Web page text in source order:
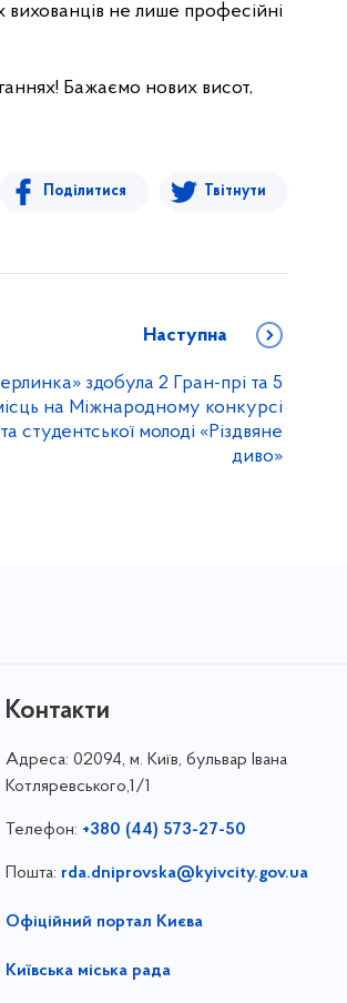
вихованців не лише професійні
Бажаємо нових висот,
Поділитися Твітнути
Наступна
здобула 2 Гран-прі та 5
на Міжнародному конкурсі
студентської молоді «Різдвяне
диво»
Контакти
Адреса: 02094, м. Київ, бульвар Івана
Котляревського,1/1
Телефон: +380 (44) 573-27-50
Пошта: rda.dniprovska@kyivcity.gov.ua
Офіційний портал Києва
Київська міська рада